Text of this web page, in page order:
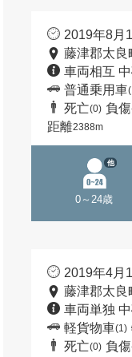
2019年8月
藤津郡太良
車両相互
普通乗用車
死亡(0) 負傷
距離2388m
0～24歳
他
2019年4月
藤津郡太良
車両単独
軽貨物車(1)
死亡(0) 負傷